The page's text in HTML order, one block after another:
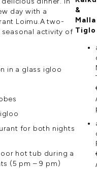
day with a
Loimu.A two-
seasonal activity of
in a glass igloo
for both nights
hot tub during a
(5 pm – 9 pm)
&
Malla
Tiglo